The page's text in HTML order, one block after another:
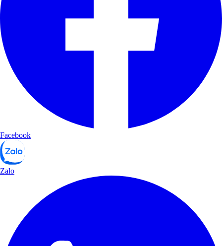
Facebook
Zalo